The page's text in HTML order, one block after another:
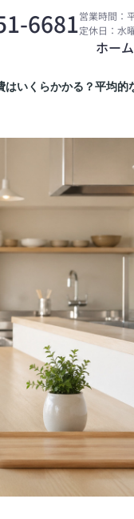
6681営業時間：
定休日：水
ホーム
はいくらかかる？平均